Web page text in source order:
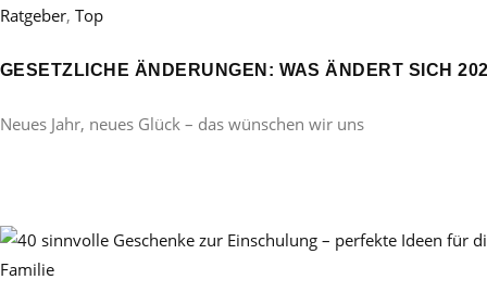
Ratgeber, Top
GESETZLICHE ÄNDERUNGEN: WAS ÄNDERT SICH
Neues Jahr, neues Glück – das wünschen wir uns
Familie